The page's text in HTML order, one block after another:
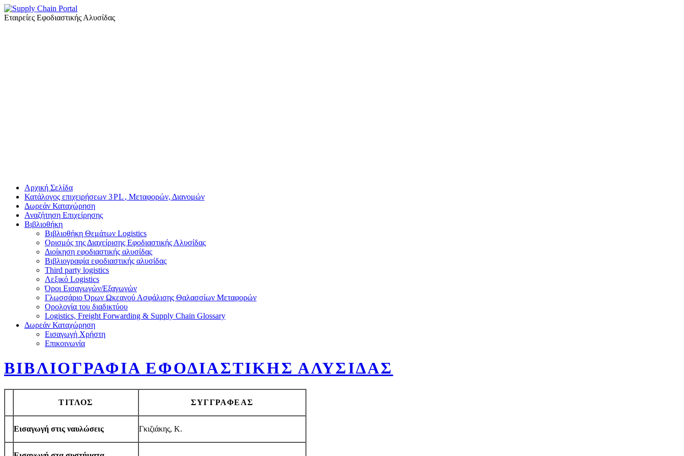
Εταιρείες Εφοδιαστικής Αλυσίδας
Αρχική Σελίδα
Κατάλογος επιχειρήσεων 3PL , Μεταφορών, Διανομών
Δωρεάν Καταχώρηση
Αναζήτηση Επιχείρησης
Βιβλιοθήκη
Βιβλιοθήκη Θεμάτων Logis­tics
Ορισμός της Διαχείρισης Εφοδιαστικής Αλυσίδας
Διοίκηση εφοδιαστικής αλυσίδας
Βιβλιογραφία εφοδιαστικής αλυσίδας
Third party logis­tics
Λεξικό Logis­tics
Όροι Εισαγωγών/​Εξαγωγών
Γλωσσάριο Όρων Ωκεανού Ασφάλισης Θαλασσίων Μεταφορών
Ορολογία του διαδικτύου
Logis­tics, Freight For­ward­ing & Sup­ply Chain Glos­sary
Δωρεάν Καταχώρηση
Εισαγωγή Χρήστη
Επικοινωνία
ΒΙΒΛΙΟΓΡΑΦΙΑ ΕΦΟΔΙΑΣΤΙΚΗΣ ΑΛΥΣΙΔΑΣ
ΤΙΤΛΟΣ ΣΥΓΓΡΑΦΕΑΣ
Εισαγωγή στις ναυλώσεις Γκιζιάκης, Κ.